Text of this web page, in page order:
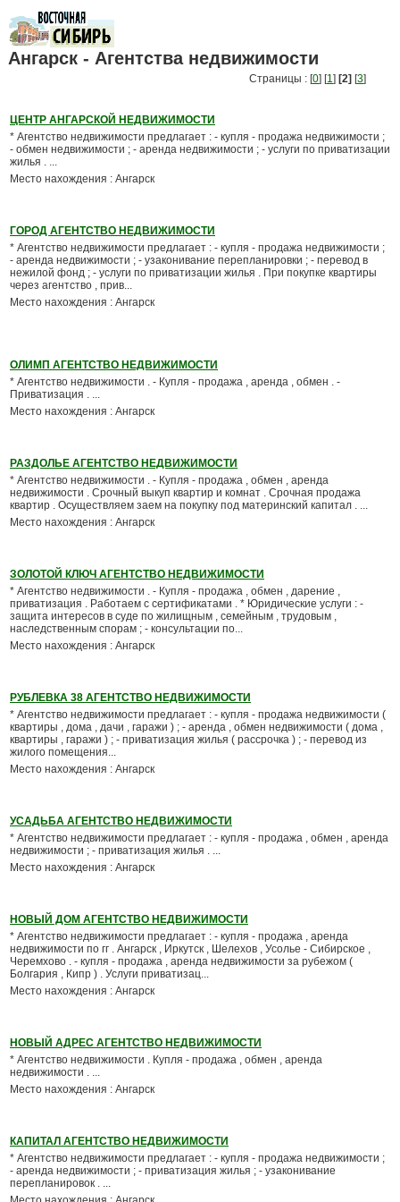
Ангарск - Агентства недвижимости
Страницы : [0] [1] [2] [3]
ЦЕНТР АНГАРСКОЙ НЕДВИЖИМОСТИ
* Агентство недвижимости предлагает : - купля - продажа недвижимости ;
- обмен недвижимости ; - аренда недвижимости ; - услуги по приватизации
жилья . ...
Место нахождения : Ангарск
ГОРОД АГЕНТСТВО НЕДВИЖИМОСТИ
* Агентство недвижимости предлагает : - купля - продажа недвижимости ;
- аренда недвижимости ; - узаконивание перепланировки ; - перевод в
нежилой фонд ; - услуги по приватизации жилья . При покупке квартиры
через агентство , прив...
Место нахождения : Ангарск
ОЛИМП АГЕНТСТВО НЕДВИЖИМОСТИ
* Агентство недвижимости . - Купля - продажа , аренда , обмен . -
Приватизация . ...
Место нахождения : Ангарск
РАЗДОЛЬЕ АГЕНТСТВО НЕДВИЖИМОСТИ
* Агентство недвижимости . - Купля - продажа , обмен , аренда
недвижимости . Срочный выкуп квартир и комнат . Срочная продажа
квартир . Осуществляем заем на покупку под материнский капитал . ...
Место нахождения : Ангарск
ЗОЛОТОЙ КЛЮЧ АГЕНТСТВО НЕДВИЖИМОСТИ
* Агентство недвижимости . - Купля - продажа , обмен , дарение ,
приватизация . Работаем с сертификатами . * Юридические услуги : -
защита интересов в суде по жилищным , семейным , трудовым ,
наследственным спорам ; - консультации по...
Место нахождения : Ангарск
РУБЛЕВКА 38 АГЕНТСТВО НЕДВИЖИМОСТИ
* Агентство недвижимости предлагает : - купля - продажа недвижимости (
квартиры , дома , дачи , гаражи ) ; - аренда , обмен недвижимости ( дома ,
квартиры , гаражи ) ; - приватизация жилья ( рассрочка ) ; - перевод из
жилого помещения...
Место нахождения : Ангарск
УСАДЬБА АГЕНТСТВО НЕДВИЖИМОСТИ
* Агентство недвижимости предлагает : - купля - продажа , обмен , аренда
недвижимости ; - приватизация жилья . ...
Место нахождения : Ангарск
НОВЫЙ ДОМ АГЕНТСТВО НЕДВИЖИМОСТИ
* Агентство недвижимости предлагает : - купля - продажа , аренда
недвижимости по гг . Ангарск , Иркутск , Шелехов , Усолье - Сибирское ,
Черемхово . - купля - продажа , аренда недвижимости за рубежом (
Болгария , Кипр ) . Услуги приватизац...
Место нахождения : Ангарск
НОВЫЙ АДРЕС АГЕНТСТВО НЕДВИЖИМОСТИ
* Агентство недвижимости . Купля - продажа , обмен , аренда
недвижимости . ...
Место нахождения : Ангарск
КАПИТАЛ АГЕНТСТВО НЕДВИЖИМОСТИ
* Агентство недвижимости предлагает : - купля - продажа недвижимости ;
- аренда недвижимости ; - приватизация жилья ; - узаконивание
перепланировок . ...